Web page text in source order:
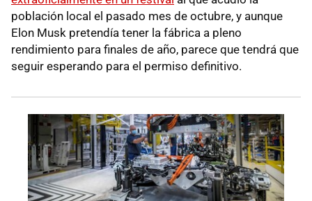
población local el pasado mes de octubre, y aunque
Elon Musk pretendía tener la fábrica a pleno
rendimiento para finales de año, parece que tendrá que
seguir esperando para el permiso definitivo.